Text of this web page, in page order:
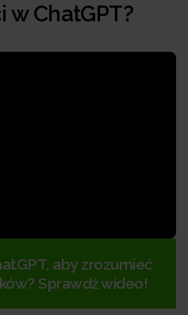
w ChatGPT?
aby zrozumieć
Sprawdź wideo!